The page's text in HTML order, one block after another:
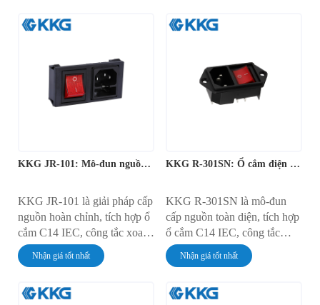
nhanh chóng, không cần
định mức 10A ở điện áp
250V AC. Nó cung cấp giải
pháp hợp lý cho việc kết nối
nguồn, điều khiển và bảo vệ
kế để lắp đặt nhanh chóng,
10A ở điện áp 250V AC.
Mô-đun này cung cấp giải
pháp toàn diện cho việc điều
KKG JR-101: Mô-đun nguồn IEC tích hợp tất cả trong một
KKG JR-101 là giải pháp cấp
nguồn hoàn chỉnh, tích hợp ổ
cắm C14 IEC, công tắc xoay
có đèn và giá đỡ cầu chì
thành một khối thống nhất,
thiết kế để lắp đặt nhanh
Nhận giá tốt nhất
KKG R-301SN: Ổ cắm điện IEC đa năng
KKG R-301SN là mô-đun
cấp nguồn toàn diện, tích hợp
ổ cắm C14 IEC, công tắc
nguồn có đèn chiếu sáng và
giá đỡ cầu chì bảo vệ thành
lắp đặt chắc chắn bằng vít vào
Nhận giá tốt nhất